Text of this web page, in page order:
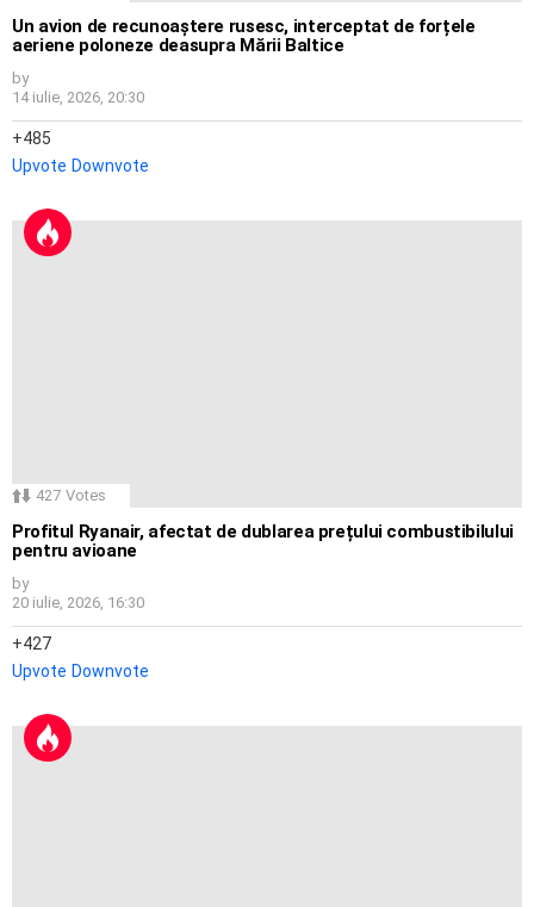
Un avion de recunoaștere rusesc, interceptat de forțele
aeriene poloneze deasupra Mării Baltice
by
14 iulie, 2026, 20:30
485
Upvote Downvote
427 Votes
Profitul Ryanair, afectat de dublarea prețului combustibilului
pentru avioane
by
20 iulie, 2026, 16:30
427
Upvote Downvote